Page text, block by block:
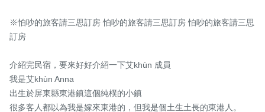
※怕吵的旅客請三思訂房 怕吵的旅客請三思訂房 怕吵的旅客請三思
訂房
介紹完民宿，要來好好介紹一下艾khùn 成員
我是艾khùn Anna
出生於屏東縣東港鎮這個純樸的小鎮
很多客人都以為我是嫁來東港的，但我是個土生土長的東港人。